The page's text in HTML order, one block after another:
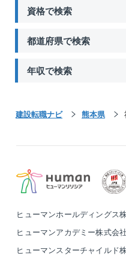
資格で検索
都道府県で検索
年収で検索
建設転職ナビ 熊本県
ヒューマンホールディングス
ヒューマンアカデミー株式会社
ヒューマンスターチャイルド